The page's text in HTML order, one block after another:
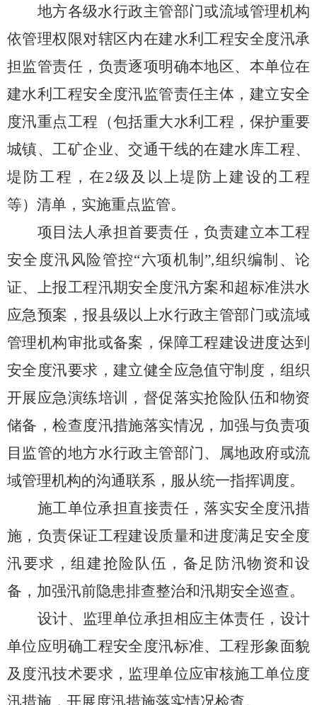
地方各级水行政主管部门或流域管理机构
依管理权限对辖区内在建水利工程安全度汛承
担监管责任，负责逐项明确本地区、本单位在
建水利工程安全度汛监管责任主体，建立安全
度汛重点工程 （包括重大水利工程，保护重要
城镇、工矿企业、交通干线的在建水库工程、
堤防工程，在2级及以上堤防上建设的工程
等） 清单，实施重点监管。
项目法人承担首要责任，负责建立本工程
安全度汛风险管控“六项机制”,组织编制、论
证、上报工程汛期安全度汛方案和超标准洪水
应急预案，报县级以上水行政主管部门或流域
管理机构审批或备案，保障工程建设进度达到
安全度汛要求，建立健全应急值守制度，组织
开展应急演练培训，督促落实抢险队伍和物资
储备，检查度汛措施落实情况，加强与负责项
目监管的地方水行政主管部门、属地政府或流
域管理机构的沟通联系，服从统一指挥调度。
施工单位承担直接责任，落实安全度汛措
施，负责保证工程建设质量和进度满足安全度
汛要求，组建抢险队伍，备足防汛物资和设
备，加强汛前隐患排查整治和汛期安全巡查。
设计、监理单位承担相应主体责任，设计
单位应明确工程安全度汛标准、工程形象面貌
及度汛技术要求，监理单位应审核施工单位度